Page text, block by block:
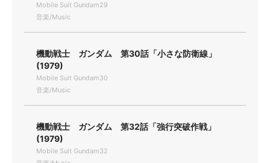
Mobile Suit Gundam29
音楽/Music
機動戦士 ガンダム 第30話「小さな防衛線」
(1979)
Mobile Suit Gundam30
音楽/Music
機動戦士 ガンダム 第32話「強行突破作戦」
(1979)
Mobile Suit Gundam32